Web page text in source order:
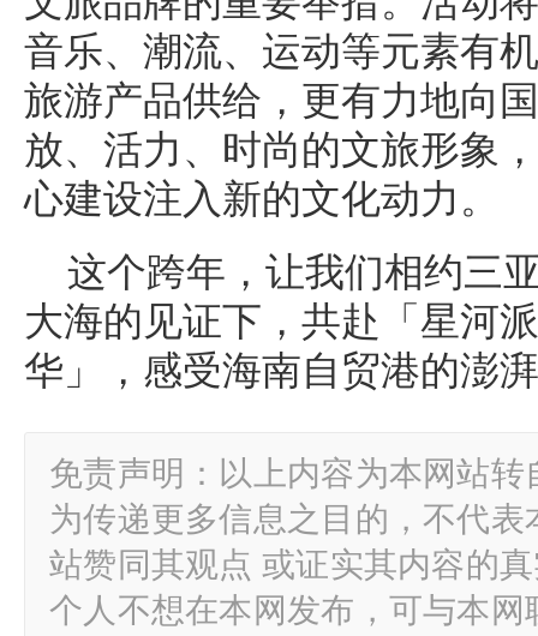
音乐、潮流、运动等元素有
旅游产品供给，更有力地向
放、活力、时尚的文旅形象
心建设注入新的文化动力。
这个跨年，让我们相约三
大海的见证下，共赴「星河
华」，感受海南自贸港的澎
免责声明：以上内容为本网站
为传递更多信息之目的，不代
站赞同其观点 或证实其内容的
个人不想在本网发布，可与本